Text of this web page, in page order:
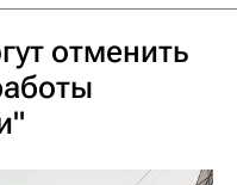
отменить